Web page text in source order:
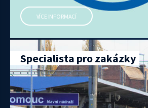
VÍCE INFORMACÍ
Specialista pro zakázky